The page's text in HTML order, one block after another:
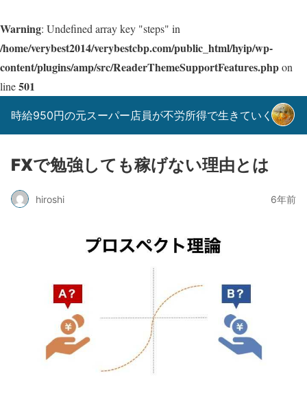
Warning: Undefined array key "steps" in
/home/verybest2014/verybestcbp.com/public_html/hyip/wp-
content/plugins/amp/src/ReaderThemeSupportFeatures.phpon
line501
時給950円の元スーパー店員が不労所得で生きていく！
FXで勉強しても稼げない理由とは
hiroshi 6年前